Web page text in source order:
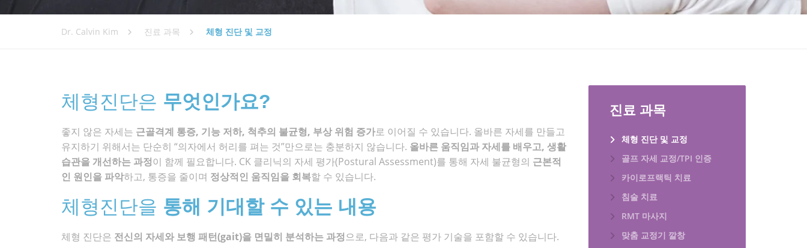
Dr. Calvin Kim 진료 과목 체형 진단 및 교정
체형진단은 무엇인가요?
좋지 않은 자세는 근골격계 통증, 기능 저하, 척추의 불균형, 부상 위험 증가로 이어질 수 있습니다. 올바른 자세를 만들고
유지하기 위해서는 단순히 “의자에서 허리를 펴는 것”만으로는 충분하지 않습니다. 올바른 움직임과 자세를 배우고, 생활
습관을 개선하는 과정이 함께 필요합니다. CK 클리닉의 자세 평가(Postural Assessment)를 통해 자세 불균형의 근본적
인 원인을 파악하고, 통증을 줄이며 정상적인 움직임을 회복할 수 있습니다.
체형진단을 통해 기대할 수 있는 내용
체형 진단은 전신의 자세와 보행 패턴(gait)을 면밀히 분석하는 과정으로, 다음과 같은 평가 기술을 포함할 수 있습니다.
진료 과목
체형 진단 및 교정
골프 자세 교정/TPI 인증
카이로프랙틱 치료
침술 치료
RMT 마사지
맞춤 교정기 깔창